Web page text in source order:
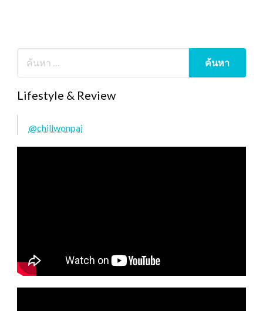
Lifestyle & Review
@chillwonpai